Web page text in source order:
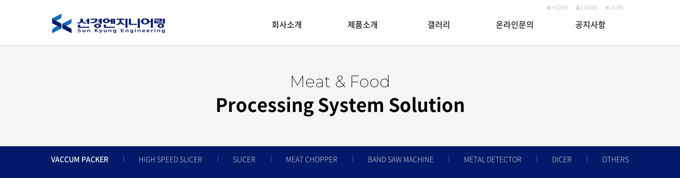
HOME LOGIN JOIN
회사소개 제품소개 갤러리 온라인문의 공지사항
Meat & Food
Processing System Solution
VACCUM PACKER HIGH SPEED SLICER SLICER MEAT CHOPPER BAND SAW MACHINE METAL DETECTOR DICER OTHERS